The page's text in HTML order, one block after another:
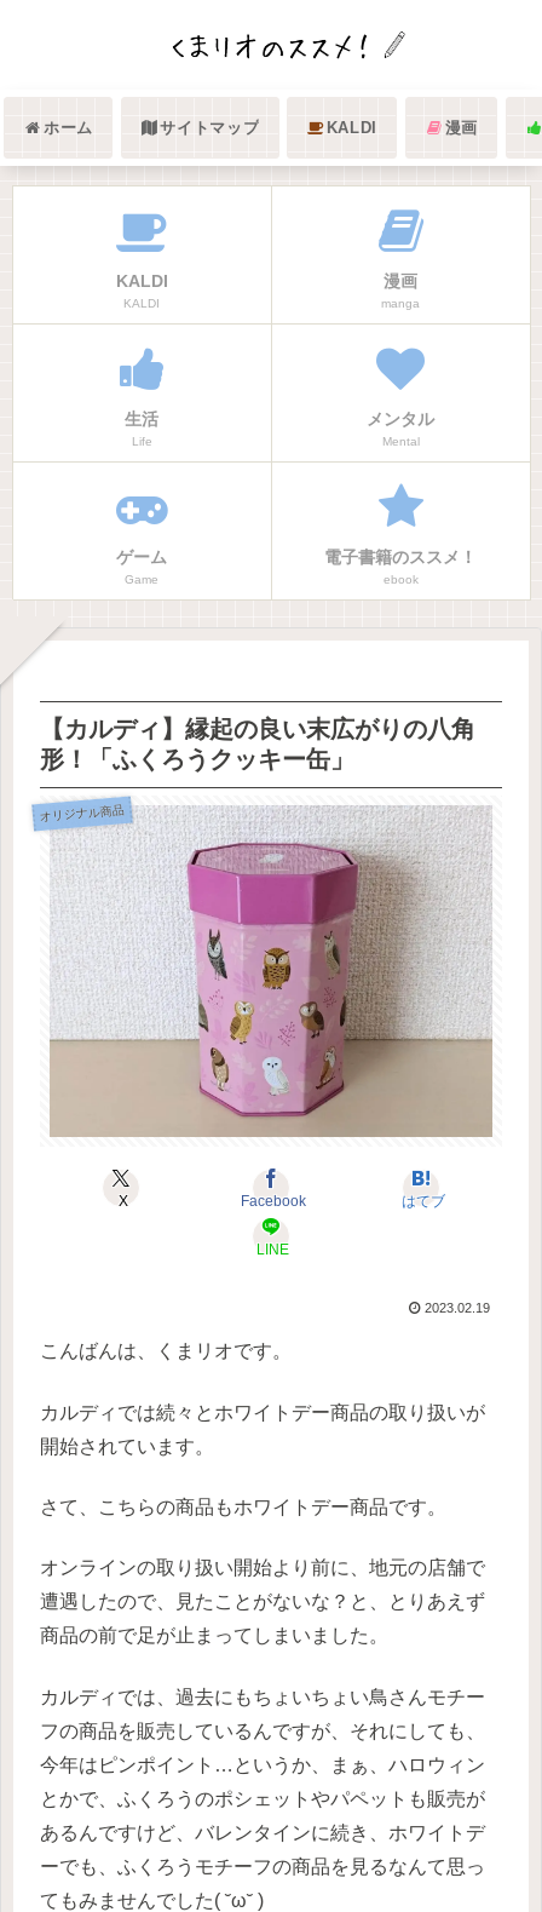
ホーム サイトマップ KALDI 漫画
KALDI
KALDI
漫画
manga
生活
Life
メンタル
Mental
ゲーム
Game
電子書籍のススメ！
ebook
【カルディ】縁起の良い末広がりの八角
形！「ふくろうクッキー缶」
オリジナル商品
X Facebook はてブ
LINE
2023.02.19
こんばんは、くまリオです。
カルディでは続々とホワイトデー商品の取り扱いが
開始されています。
さて、こちらの商品もホワイトデー商品です。
オンラインの取り扱い開始より前に、地元の店舗で
遭遇したので、見たことがないな？と、とりあえず
商品の前で足が止まってしまいました。
カルディでは、過去にもちょいちょい鳥さんモチー
フの商品を販売しているんですが、それにしても、
今年はピンポイント…というか、まぁ、ハロウィン
とかで、ふくろうのポシェットやパペットも販売が
あるんですけど、バレンタインに続き、ホワイトデ
ーでも、ふくろうモチーフの商品を見るなんて思っ
てもみませんでした( ˘ω˘ )